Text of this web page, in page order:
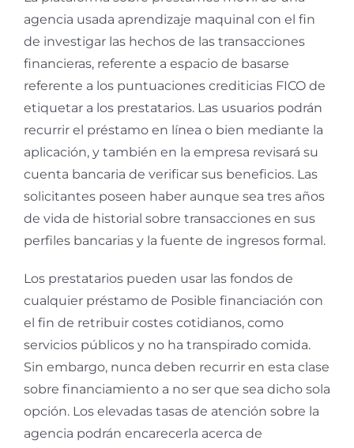
agencia usada aprendizaje maquinal con el fin
de investigar las hechos de las transacciones
financieras, referente a espacio de basarse
referente a los puntuaciones crediticias FICO de
etiquetar a los prestatarios. Las usuarios podrán
recurrir el préstamo en línea o bien mediante la
aplicación, y también en la empresa revisará su
cuenta bancaria de verificar sus beneficios. Las
solicitantes poseen haber aunque sea tres años
de vida de historial sobre transacciones en sus
perfiles bancarias y la fuente de ingresos formal.
Los prestatarios pueden usar las fondos de
cualquier préstamo de Posible financiación con
el fin de retribuir costes cotidianos, como
servicios públicos y no ha transpirado comida.
Sin embargo, nunca deben recurrir en esta clase
sobre financiamiento a no ser que sea dicho sola
opción. Los elevadas tasas de atención sobre la
agencia podrán encarecerla acerca de